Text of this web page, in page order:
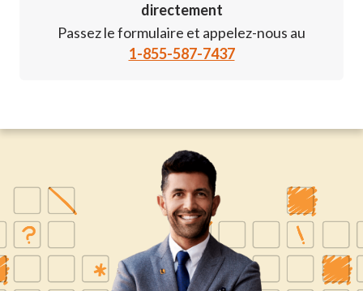
directement
Passez le formulaire et appelez-nous au
1-855-587-7437